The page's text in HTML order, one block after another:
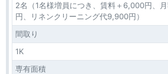
2名（1名様増員につき、賃料＋6,000円、
円、リネンクリーニング代9,900円）
間取り
1K
専有面積